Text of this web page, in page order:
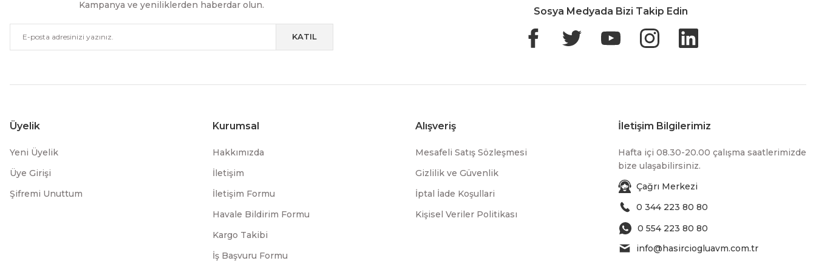
Kampanya ve yeniliklerden haberdar olun.
KATIL
Sosya Medyada Bizi Takip Edin
Üyelik
Yeni Üyelik
Üye Girişi
Şifremi Unuttum
Kurumsal
Hakkımızda
İletişim
İletişim Formu
Havale Bildirim Formu
Kargo Takibi
İş Başvuru Formu
Alışveriş
Mesafeli Satış Sözleşmesi
Gizlilik ve Güvenlik
İptal İade Koşullari
Kişisel Veriler Politikası
İletişim Bilgilerimiz
Hafta içi 08.30-20.00 çalışma saatlerimizde
bize ulaşabilirsiniz.
Çağrı Merkezi
0 344 223 80 80
0 554 223 80 80
info@hasirciogluavm.com.tr